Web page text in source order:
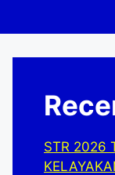
STR 2026